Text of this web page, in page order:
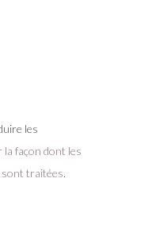
les
façon dont les
sont traitées.